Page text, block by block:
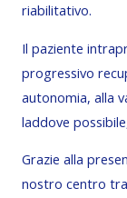
riabilitativo.
Il paziente
progressivo
autonomia, alla
laddove
Grazie alla
nostro centro